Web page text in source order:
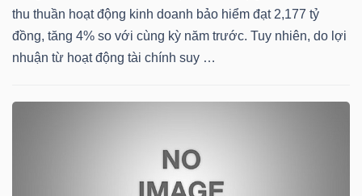
thu thuần hoạt động kinh doanh bảo hiểm đạt 2,177 tỷ
đồng, tăng 4% so với cùng kỳ năm trước. Tuy nhiên, do lợi
nhuận từ hoạt động tài chính suy …
TRÁI